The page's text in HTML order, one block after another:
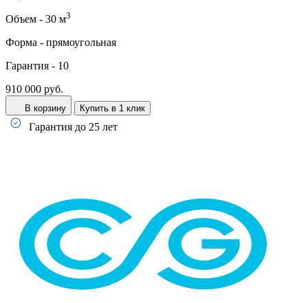
Объем - 30 м3
Форма - прямоугольная
Гарантия - 10
910 000 руб.
В корзину Купить в 1 клик
Гарантия до 25 лет